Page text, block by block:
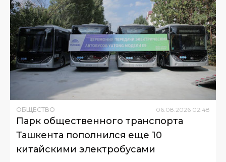
ОБЩЕСТВО 06 08 2026 02:48
Парк общественного транспорта
Ташкента пополнился еще 10
китайскими электробусами